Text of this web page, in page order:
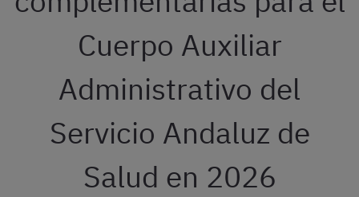
Cuerpo Auxiliar
Administrativo del
Servicio Andaluz de
Salud en 2026